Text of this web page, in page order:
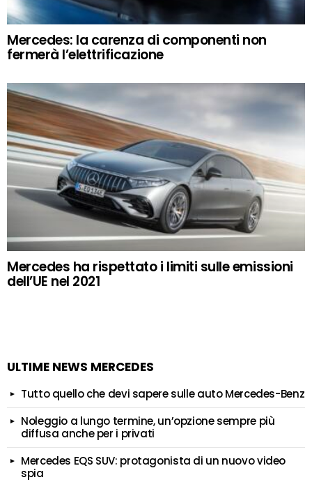
Mercedes: la carenza di componenti non
fermerà l’elettrificazione
Mercedes ha rispettato i limiti sulle emissioni
dell’UE nel 2021
ULTIME NEWS MERCEDES
Tutto quello che devi sapere sulle auto Mercedes-Benz
Noleggio a lungo termine, un’opzione sempre più
diffusa anche per i privati
Mercedes EQS SUV: protagonista di un nuovo video
spia